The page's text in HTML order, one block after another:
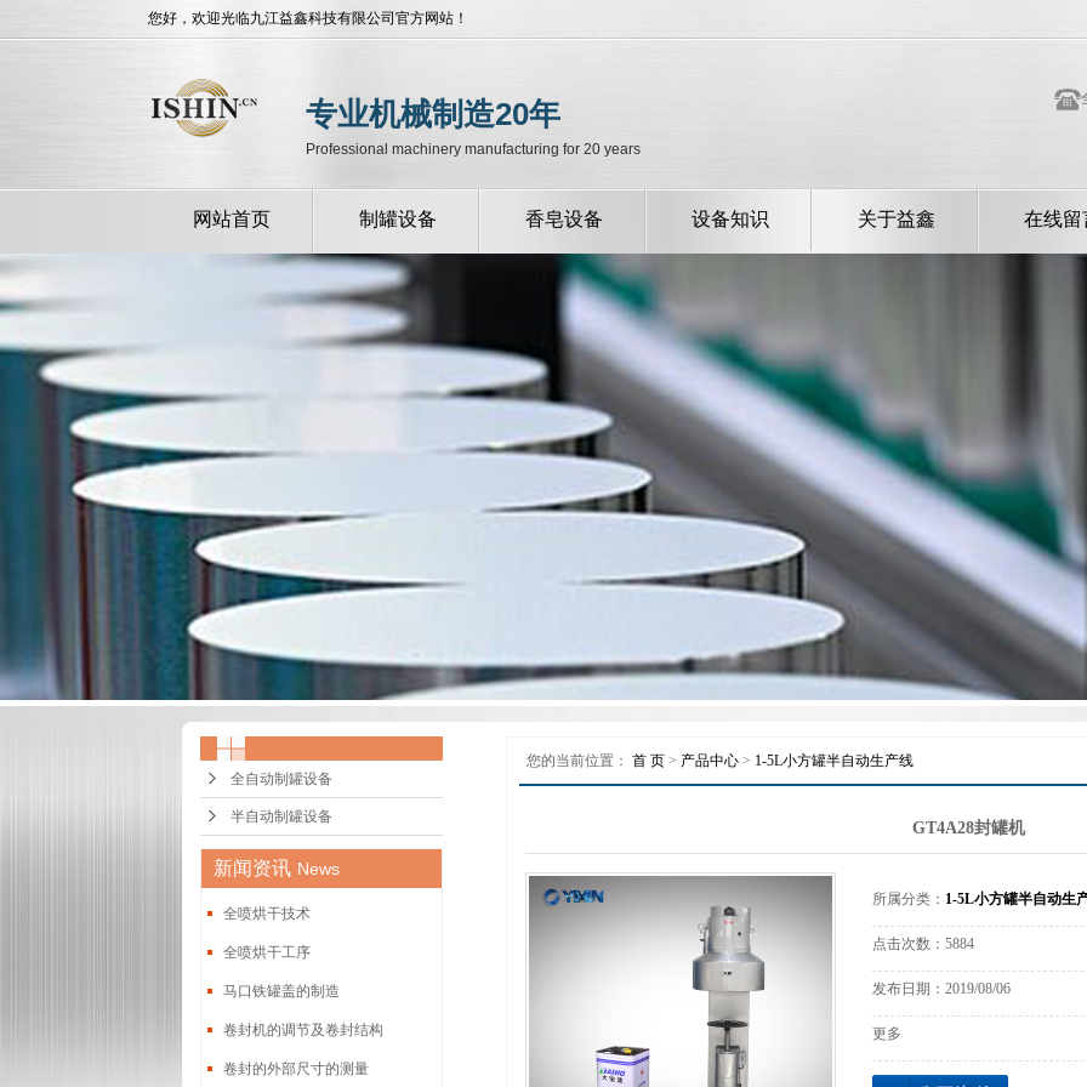
您好，欢迎光临九江益鑫科技有限公司官方网站！
专业机械制造20年
Professional machinery manufacturing for 20 years
网站首页 制罐设备
全自动制罐设备
半自动制罐设备
香皂设备 设备知识
行业新闻
技术中心
关于益鑫
厂容厂貌
企业风采
我们的服务
质量控制
联系我们
在线留
全自动制罐设备
半自动制罐设备
新闻资讯 News
全喷烘干技术
全喷烘干工序
马口铁罐盖的制造
卷封机的调节及卷封结构
卷封的外部尺寸的测量
您的当前位置： 首 页 > 产品中心 > 1-5L小方罐半自动生产线
GT4A28封罐机
所属分类： 1-5L小方罐半自动生
点击次数： 5884
发布日期： 2019/08/06
更多